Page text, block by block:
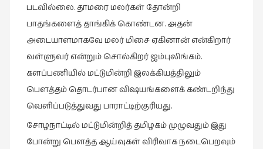
வரலாறு
வரலாறு
வாசிப்பில்
இன்று
விமர்சனம்
படவில்லை. தாமரை மலர்கள் தோன்றி
பாதங்களைத் தாங்கிக் கொண்டன. அதன்
அடையாளமாகவே மலர் மிசை ஏகினான் என்கிறார்
வள்ளுவர் என்றும் சொல்கிறர் ஜம்புலிங்கம்.
களப்பணியில் மட்டுமின்றி இலக்கியத்திலும்
பௌத்தம் தொடர்பான விஷயங்களைக் கண்டறிந்து
வெளிப்படுத்துவது பாராட்டிற்குரியது.
சோழநாட்டில் மட்டுமின்றித் தமிழகம் முழுவதும் இது
போன்று பௌத்த ஆய்வுகள் விரிவாக நடைபெறவும்